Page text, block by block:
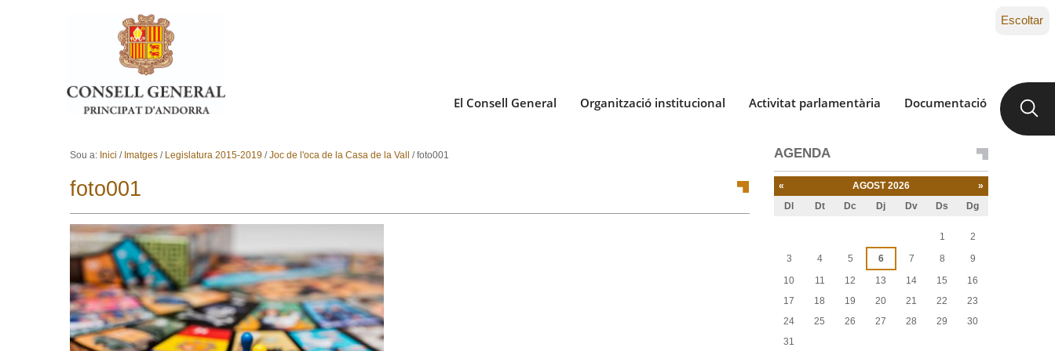
Ves al contingut.
Salta a la navegació
El Consell General Organització institucional Activitat parlamentària Documentació
Escoltar
Sou a: Inici / Imatges / Legislatura 2015-2019 /Joc de l'oca de la Casa de la Vall /foto001
foto001
AGENDA
« AGOST 2026 »
Dl Dt Dc Dj Dv Ds Dg
1
2
3
4 5 6 7 8
9
10
11 12 13 14 15
16
17
18 19 20 21 22
23
24
25 26 27 28 29
30
31